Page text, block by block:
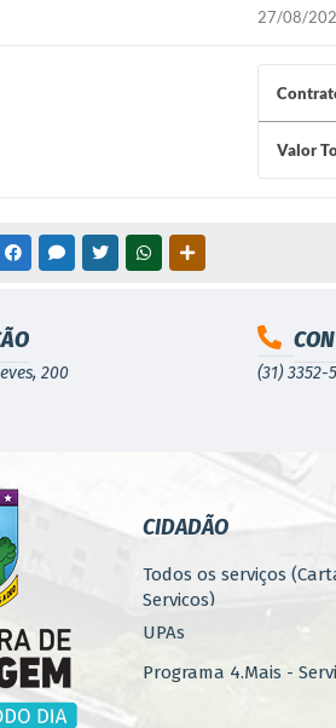
27/08/
Valor
FACEBOOKMESSENGER
TWITTERWHATSAPP
200
(31) 3352-
CIDADÃO
Todos os serviços
Serviços)
UPAs
Programa 4.Mais -